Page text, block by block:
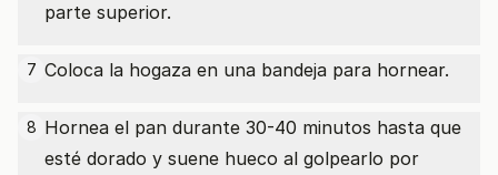
parte superior.
7 Coloca la hogaza en una bandeja para hornear.
8 Hornea el pan durante 30-40 minutos hasta que
esté dorado y suene hueco al golpearlo por